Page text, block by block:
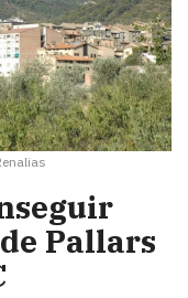
Pallars